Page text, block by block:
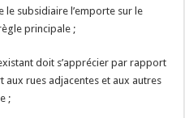
subsidiaire l’emporte sur le
principale ;
doit s’apprécier par rapport
aux rues adjacentes et aux autres
;